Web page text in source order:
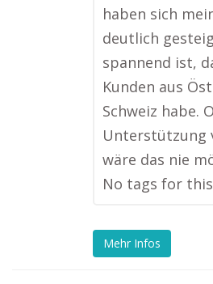
haben sich
deutlich
spannend ist,
Kunden aus
Schweiz habe.
Unterstützung
wäre das nie
No tags for
Mehr Infos